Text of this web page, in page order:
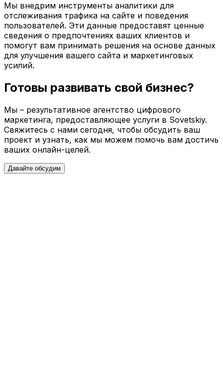
Мы внедрим инструменты аналитики для
отслеживания трафика на сайте и поведения
пользователей. Эти данные предоставят ценные
сведения о предпочтениях ваших клиентов и
помогут вам принимать решения на основе данных
для улучшения вашего сайта и маркетинговых
усилий.
Готовы развивать свой бизнес?
Мы – результативное агентство цифрового
маркетинга, предоставляющее услуги в Sovetskiy.
Свяжитесь с нами сегодня, чтобы обсудить ваш
проект и узнать, как мы можем помочь вам достичь
ваших онлайн-целей.
Давайте обсудим